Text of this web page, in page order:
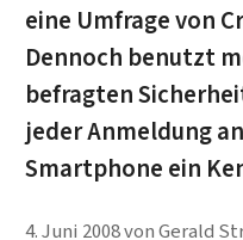
eine Umfrage von
Dennoch benutzt
befragten
jeder Anmeldung
Smartphone ein
4. Juni 2008vonGerald